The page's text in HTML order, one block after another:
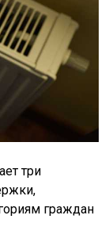
три
граждан